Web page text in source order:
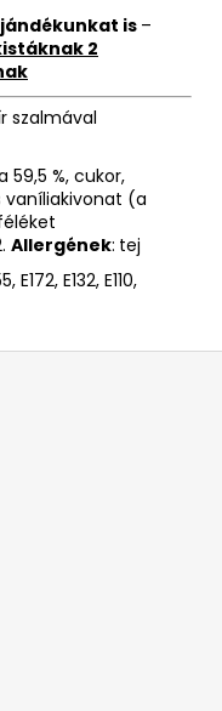
is –
2
szalmával
%, cukor,
vaníliakivonat (a
Allergének: tej
E132, E110,